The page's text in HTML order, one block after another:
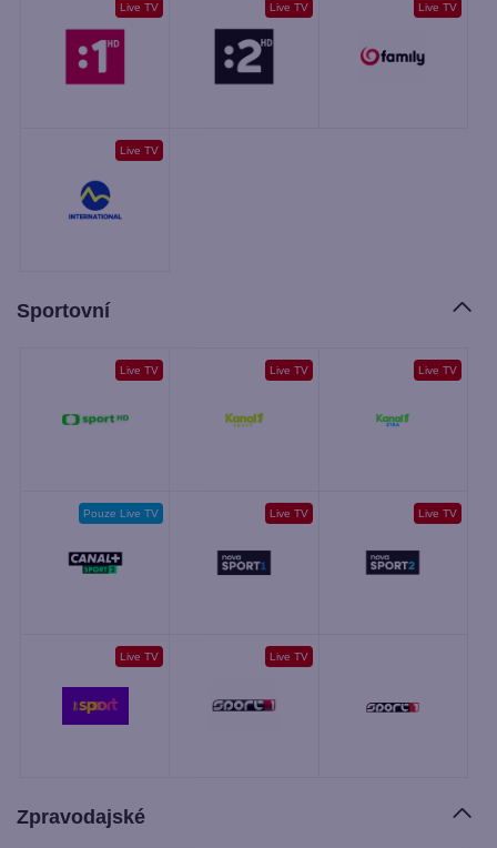
Live TV Live TV Live TV
Live TV
Sportovní
Live TV Live TV Live TV
Pouze Live TV Live TV Live TV
Live TV Live TV
Zpravodajské